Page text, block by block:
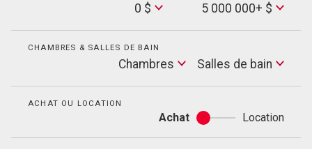
0 $
Max
Price
5 000 000+ $
CHAMBRES & SALLES DE BAIN
Chambres
Salles
de
Salles de bain
ACHAT OU LOCATION
Achat
Achat
ou
Location